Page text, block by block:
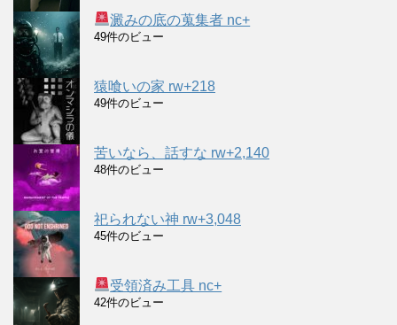
澱みの底の蒐集者 nc+
49件のビュー
猿喰いの家 rw+218
49件のビュー
苦いなら、話すな rw+2,140
48件のビュー
祀られない神 rw+3,048
45件のビュー
受領済み工具 nc+
42件のビュー